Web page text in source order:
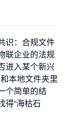
识：合规文件
联企业的法规
进入某个新兴
本地文件夹里
个简单的结
得“海枯石